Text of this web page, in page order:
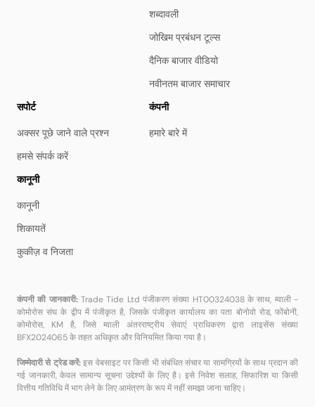
शब्दावली
जोखिम प्रबंधन टूल्स
दैनिक बाजार वीडियो
नवीनतम बाजार समाचार
सपोर्ट
अक्सर पूछे जाने वाले प्रश्न
हमसे संपर्क करें
कंपनी
हमारे बारे में
कानूनी
कानूनी
शिकायतें
कुकीज़ व निजता
कंपनी की जानकारी:Trade Tide Ltd पंजीकरण संख्या HT00324038 के साथ, म्वाली -
कोमोरोस संघ के द्वीप में पंजीकृत है, जिसके पंजीकृत कार्यालय का पता बोनोवो रोड, फोंबोनी,
कोमोरोस, KM है, जिसे म्वाली अंतरराष्ट्रीय सेवाएं प्राधिकरण द्वारा लाइसेंस संख्या
BFX2024065 के तहत अधिकृत और विनियमित किया गया है।
जिम्मेदारी से ट्रेड करें:इस वेबसाइट पर किसी भी संबंधित संचार या सामग्रियों के साथ प्रदान की
गई जानकारी, केवल सामान्य सूचना उद्देश्यों के लिए है। इसे निवेश सलाह, सिफारिश या किसी
वित्तीय गतिविधि में भाग लेने के लिए आमंत्रण के रूप में नहीं समझा जाना चाहिए।